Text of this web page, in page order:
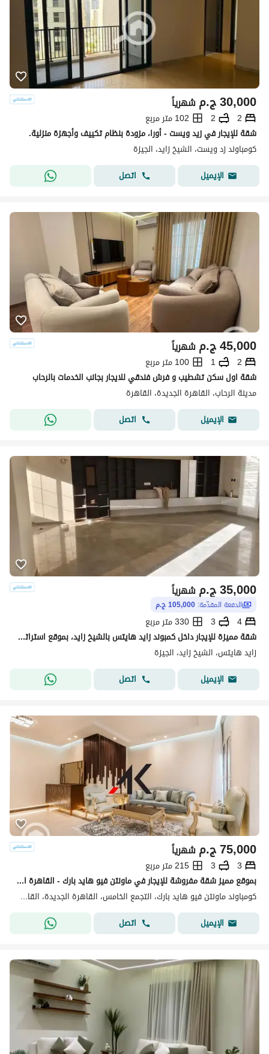
ج.م30,000 شهرياً
2
2
102 متر مربع
شقة للإيجار في زيد ويست - أورا، مزودة بنظام تكييف وأجهزة منزلية.
كومباوند زد ويست، الشيخ زايد، الجيزة
الإيميل
اتصل
ج.م45,000 شهرياً
2
1
100 متر مربع
شقة اول سكن تشطيب و فرش فندقي للايجار بجانب الخدمات بالرحاب
مدينة الرحاب، القاهرة الجديدة، القاهرة
الإيميل
اتصل
ج.م35,000 شهرياً
الدفعة المقدّمة: 105,000 ج.م
4
3
330 متر مربع
شقة مميزة للإيجار داخل كمبوند زايد هايتس بالشيخ زايد، بموقع استراتيجي على بُعد دقائق من أركان مول ومدخل زايد 3، مع إطلالة مفتوحة وتشطيب ألترا سوبر لوكس، وأول سكن. تبلغ مساحة الشقة 330 مترًا، وتتكون من 4 غرف نوم (منها غرفة ماستر بحمام ودريسنج)، وريسبشن واس
زايد هايتس، الشيخ زايد، الجيزة
الإيميل
اتصل
ج.م75,000 شهرياً
3
3
215 متر مربع
بموقع مميز شقة مفروشة للإيجار في ماونتن فيو هايد بارك - القاهرة الجديدة
كومباوند ماونتن فيو هايد بارك، التجمع الخامس، القاهرة الجديدة، القاهرة
الإيميل
اتصل